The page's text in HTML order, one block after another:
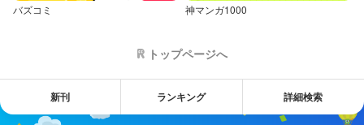
バズコミ 神マンガ1000
トップページへ
新刊 ランキング 詳細検索